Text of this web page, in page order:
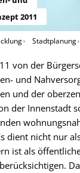
2011
Stadtplanung
von der
und
und der
der Innenstadt
dient nicht nur
ist als